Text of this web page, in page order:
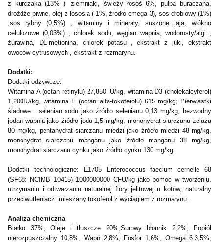
z kurczaka (13% ), ziemniaki, świeży łosoś 6%, pulpa buraczana,
drożdże piwne, olej z łososia ( 1%, źródło omega 3), sos drobiowy (1%)
,sos rybny (0,5%) , witaminy i minerały, suszone jaja, włókno
celulozowe (0,03%) , chlorek sodu, węglan wapnia, wodorosty/algi ,
żurawina, DL-metionina, chlorek potasu , ekstrakt z juki, ekstrakt
owoców cytrusowych , ekstrakt z rozmarynu.
Dodatki:
Dodatki odżywcze:
Witamina A (octan retinylu) 27,850 IU/kg, witamina D3 (cholekalcyferol)
1,200IU/kg, witamina E (octan alfa-tokoferolu) 615 mg/kg; Pierwiastki
śladowe: selenian sodu jako źródło selenianu 0,13 mg/kg, bezwodny
jodan wapnia jako źródło jodu 1,5 mg/kg, monohydrat siarczanu żelaza
80 mg/kg, pentahydrat siarczanu miedzi jako źródło miedzi 48 mg/kg,
monohydrat siarczanu manganu jako źródło manganu 38 mg/kg,
monohydrat siarczanu cynku jako źródło cynku 130 mg/kg.
Dodatki technologiczne: E1705 Enterococcus faecium cernelle 68
(SF68; NCIMB 10415) 1000000000 CFU/kg jako pomoc w tworzeniu,
utrzymaniu i odtwarzaniu naturalnej flory jelitowej u kotów, naturalny
przeciwutleniacz: mieszany tokoferol z wyciągiem z rozmarynu.
Analiza chemiczna:
Białko 37%, Oleje i tłuszcze 20%,Surowy błonnik 2,2%, Popiół
nierozpuszczalny 10,8%, Wapń 2,8%, Fosfor 1,6%, Omega 6:3,5%,